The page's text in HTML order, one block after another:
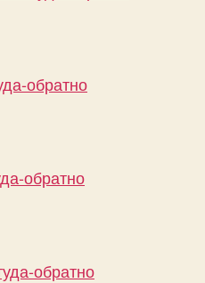
обратно
обратно
обратно